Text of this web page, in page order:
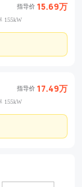
指导价 15.69万
155kW
指导价 17.49万
155kW